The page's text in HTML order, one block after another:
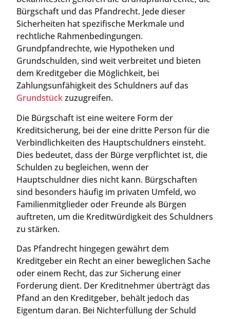
Bürgschaft und das Pfandrecht. Jede dieser
Sicherheiten hat spezifische Merkmale und
rechtliche Rahmenbedingungen.
Grundpfandrechte, wie Hypotheken und
Grundschulden, sind weit verbreitet und bieten
dem Kreditgeber die Möglichkeit, bei
Zahlungsunfähigkeit des Schuldners auf das
Grundstückzuzugreifen.
Die Bürgschaft ist eine weitere Form der
Kreditsicherung, bei der eine dritte Person für die
Verbindlichkeiten des Hauptschuldners einsteht.
Dies bedeutet, dass der Bürge verpflichtet ist, die
Schulden zu begleichen, wenn der
Hauptschuldner dies nicht kann. Bürgschaften
sind besonders häufig im privaten Umfeld, wo
Familienmitglieder oder Freunde als Bürgen
auftreten, um die Kreditwürdigkeit des Schuldners
zu stärken.
Das Pfandrecht hingegen gewährt dem
Kreditgeber ein Recht an einer beweglichen Sache
oder einem Recht, das zur Sicherung einer
Forderung dient. Der Kreditnehmer überträgt das
Pfand an den Kreditgeber, behält jedoch das
Eigentum daran. Bei Nichterfüllung der Schuld